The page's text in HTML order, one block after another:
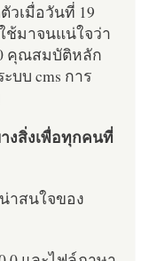
วเมื่อวันที่ 19
ช้มาจนแน่ใจว่า
คุณสมบัติหลัก
บบ cms การ
งสิ่งเพื่อทุกคนที่
าสนใจของ